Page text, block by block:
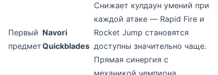
Первый
предмет
Navori
Quickblades
Снижает кулдаун умений при
каждой атаке — Rapid Fire и
Rocket Jump становятся
доступны значительно чаще.
Прямая синергия с